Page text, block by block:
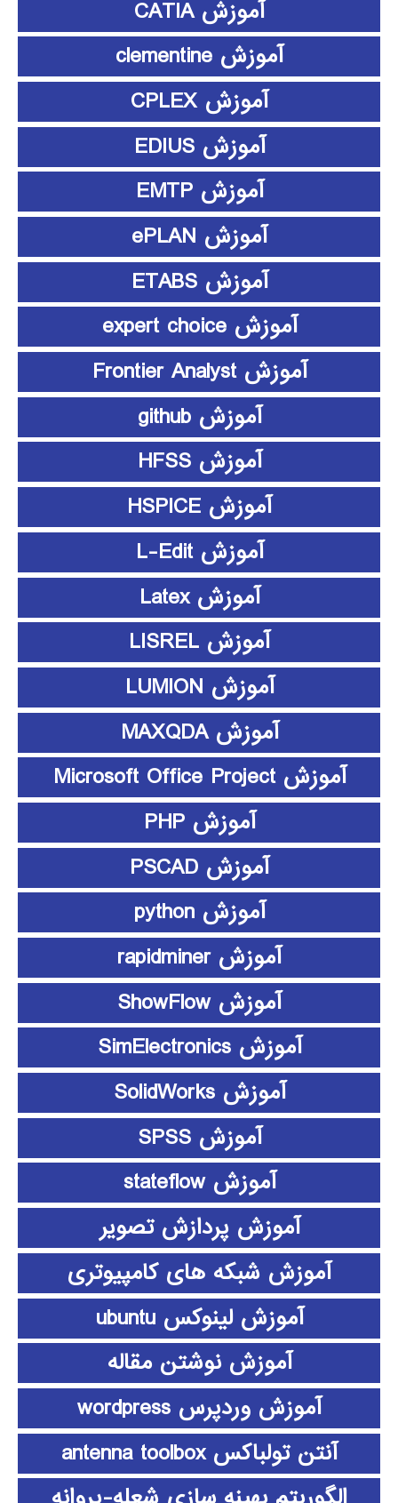
آموزش CATIA
آموزش clementine
آموزش CPLEX
آموزش EDIUS
آموزش EMTP
آموزش ePLAN
آموزش ETABS
آموزش expert choice
آموزش Frontier Analyst
آموزش github
آموزش HFSS
آموزش HSPICE
آموزش L-Edit
آموزش Latex
آموزش LISREL
آموزش LUMION
آموزش MAXQDA
آموزش Microsoft Office Project
آموزش PHP
آموزش PSCAD
آموزش python
آموزش rapidminer
آموزش ShowFlow
آموزش SimElectronics
آموزش SolidWorks
آموزش SPSS
آموزش stateflow
آموزش پردازش تصویر
آموزش شبکه های کامپیوتری
آموزش لینوکس ubuntu
آموزش نوشتن مقاله
آموزش وردپرس wordpress
آنتن تولباکس antenna toolbox